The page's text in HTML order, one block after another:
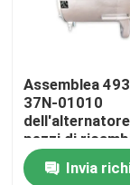
Parti del
componenti
Assemblea
37N-01010
pezzi di
3.3L Cummins
Invia